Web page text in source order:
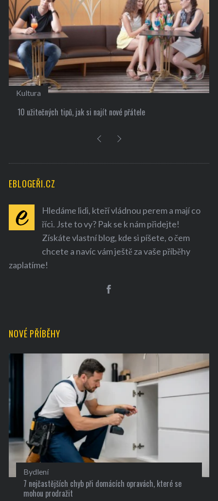
Kultura
10 užitečných tipů, jak si najít nové přátele
EBLOGEŘI.CZ
Hledáme lidi, kteří vládnou perem a mají co
říci. Jste to vy? Pak se k nám přidejte!
Získáte vlastní blog, kde si píšete, o čem
chcete a navíc vám ještě za vaše příběhy
zaplatíme!
NOVÉ PŘÍBĚHY
Bydlení
7 nejčastějších chyb při domácích opravách, které se
mohou prodražit